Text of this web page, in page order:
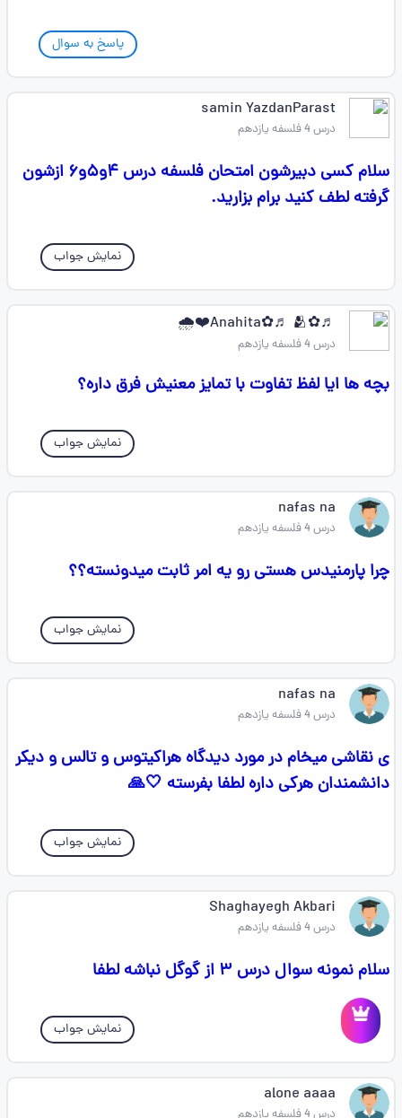
پاسخ به سوال
samin YazdanParast
درس 4 فلسفه یازدهم
سلام کسی دبیرشون امتحان فلسفه درس ۴و۵و۶ ازشون
گرفته لطف کنید برام بزارید.
نمایش جواب
♬✿Anahita✿♬ 🫂❤️🌧️
درس 4 فلسفه یازدهم
بچه ها ایا لفظ تفاوت با تمایز معنیش فرق داره؟
نمایش جواب
nafas na
درس 4 فلسفه یازدهم
چرا پارمنیدس هستی رو یه امر ثابت میدونسته؟؟
نمایش جواب
nafas na
درس 4 فلسفه یازدهم
ی نقاشی میخام در مورد دیدگاه هراکیتوس و تالس و دیکر
دانشمندان هرکی داره لطفا بفرسته 🤍🙏
نمایش جواب
Shaghayegh Akbari
درس 4 فلسفه یازدهم
سلام نمونه سوال درس ۳ از گوگل نباشه لطفا
نمایش جواب
alone aaaa